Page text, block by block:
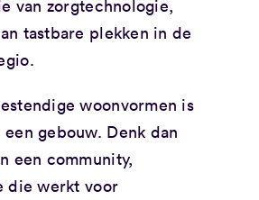
van zorgtechnologie,
tastbare plekken in de
woonvormen is
gebouw. Denk dan
een community,
die werkt voor